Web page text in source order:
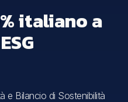
italiano a
e Bilancio di Sostenibilità